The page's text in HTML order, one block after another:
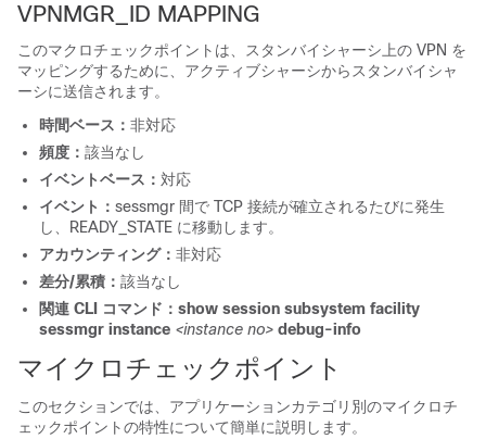
VPNMGR_ID MAPPING
このマクロチェックポイントは、スタンバイシャーシ上の VPN を
マッピングするために、アクティブシャーシからスタンバイシャ
ーシに送信されます。
時間ベース： 非対応
頻度： 該当なし
イベントベース： 対応
イベント： sessmgr 間で TCP 接続が確立されるたびに発生
し、READY_STATE に移動します。
アカウンティング： 非対応
差分/累積： 該当なし
関連 CLI コマンド： show session subsystem facility
sessmgr instance <instance no> debug-info
マイクロチェックポイント
このセクションでは、アプリケーションカテゴリ別のマイクロチ
ェックポイントの特性について簡単に説明します。